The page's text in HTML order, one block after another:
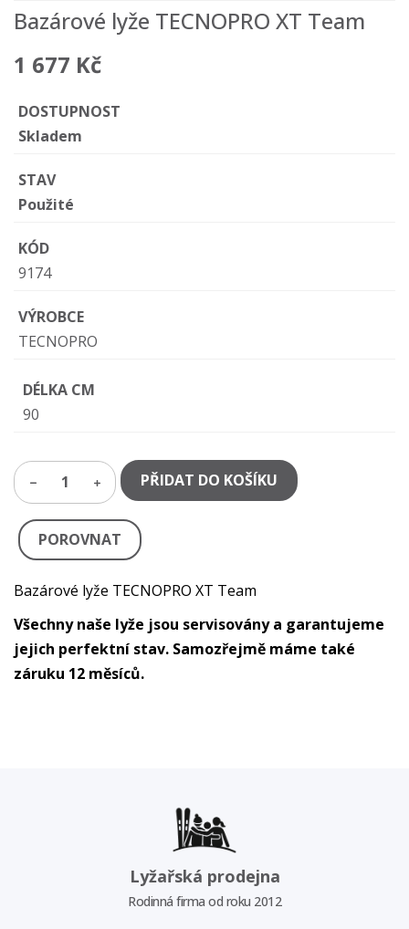
Bazárové lyže TECNOPRO XT Team
1 677 Kč
DOSTUPNOST
Skladem
STAV
Použité
KÓD
9174
VÝROBCE
TECNOPRO
DÉLKA CM
90
1 PŘIDAT DO KOŠÍKU
POROVNAT
Bazárové lyže TECNOPRO XT Team
Všechny naše lyže jsou servisovány a garantujeme
jejich perfektní stav. Samozřejmě máme také
záruku 12 měsíců.
Lyžařská prodejna
Rodinná firma od roku 2012